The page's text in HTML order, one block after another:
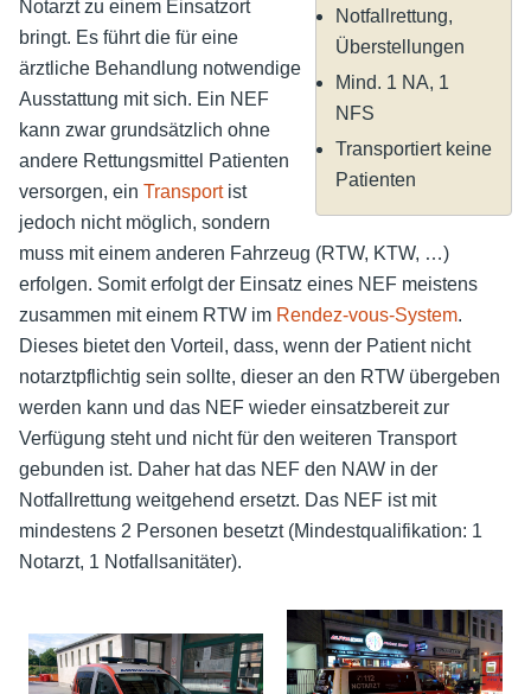
Notfallrettung,
Überstellungen
Mind. 1 NA, 1
NFS
Transportiert keine
Patienten
Notarzt zu einem Einsatzort
bringt. Es führt die für eine
ärztliche Behandlung notwendige
Ausstattung mit sich. Ein NEF
kann zwar grundsätzlich ohne
andere Rettungsmittel Patienten
versorgen, ein Transportist
jedoch nicht möglich, sondern
muss mit einem anderen Fahrzeug (RTW, KTW, …)
erfolgen. Somit erfolgt der Einsatz eines NEF meistens
zusammen mit einem RTW im Rendez-vous-System.
Dieses bietet den Vorteil, dass, wenn der Patient nicht
notarztpflichtig sein sollte, dieser an den RTW übergeben
werden kann und das NEF wieder einsatzbereit zur
Verfügung steht und nicht für den weiteren Transport
gebunden ist. Daher hat das NEF den NAW in der
Notfallrettung weitgehend ersetzt. Das NEF ist mit
mindestens 2 Personen besetzt (Mindestqualifikation: 1
Notarzt, 1 Notfallsanitäter).